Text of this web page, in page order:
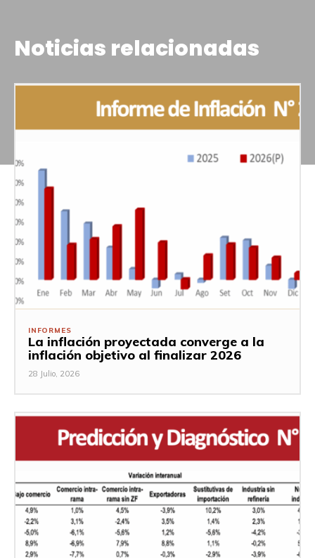
Noticias relacionadas
INFORMES
La inflación proyectada converge a la
inflación objetivo al finalizar 2026
28 Julio, 2026